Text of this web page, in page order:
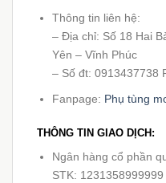
Thông tin liên hệ:
– Địa chỉ: Số 18 Hai
Yên – Vĩnh Phúc
– Số đt: 0913437738
Fanpage: Phụ tùng
THÔNG TIN GIAO DỊCH:
Ngân hàng cổ phần
STK: 1231358999999